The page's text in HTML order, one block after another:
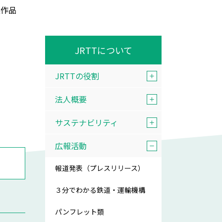
品
JRTTについて
JRTTの役割
法人概要
サステナビリティ
広報活動
報道発表（プレスリリース）
３分でわかる鉄道・運輸機構
パンフレット類